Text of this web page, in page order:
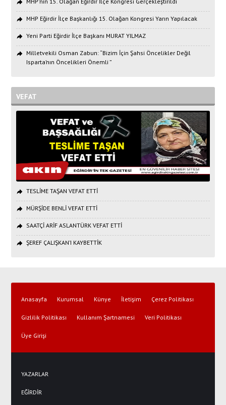
MHP Eğirdir İlçe Başkanlığı 15. Olağan Kongresi Yarın Yapılacak
Yeni Parti Eğirdir İlçe Başkanı MURAT YILMAZ
Milletvekili Osman Zabun: “Bizim İçin Şahsi Öncelikler Değil
Isparta’nın Öncelikleri Önemli ”
VEFAT
TESLİME TAŞAN VEFAT ETTİ
MÜRŞİDE BENLİ VEFAT ETTİ
SAATÇİ ARİF ASLANTÜRK VEFAT ETTİ
ŞEREF ÇALIŞKAN’I KAYBETTİK
Anasayfa Kurumsal Künye İletişim Çerez Politikası
Gizlilik Politikası Kullanım Şartnamesi Veri Politikası
Üye Girişi
YAZARLAR
EĞİRDİR